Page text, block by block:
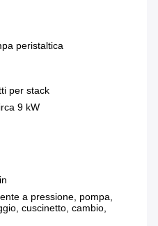
peristaltica
per stack
9 kW
a pressione, pompa,
cuscinetto, cambio,